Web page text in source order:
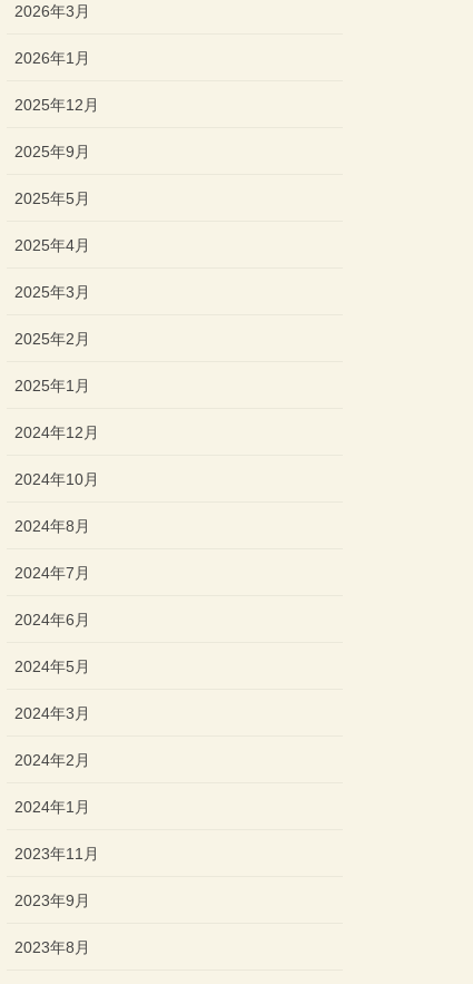
2026年3月
2026年1月
2025年12月
2025年9月
2025年5月
2025年4月
2025年3月
2025年2月
2025年1月
2024年12月
2024年10月
2024年8月
2024年7月
2024年6月
2024年5月
2024年3月
2024年2月
2024年1月
2023年11月
2023年9月
2023年8月